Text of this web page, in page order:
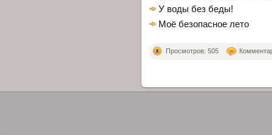
У воды без беды!
Моё безопасное лето
Просмотров: 505